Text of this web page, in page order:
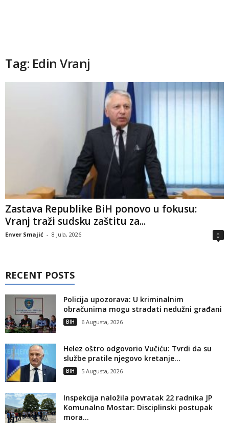
Tag: Edin Vranj
Zastava Republike BiH ponovo u fokusu:
Vranj traži sudsku zaštitu za...
Enver Smajić - 8 Jula, 2026 0
RECENT POSTS
Policija upozorava: U kriminalnim
obračunima mogu stradati nedužni građani
BIH 6 Augusta, 2026
Helez oštro odgovorio Vučiću: Tvrdi da su
službe pratile njegovo kretanje...
BIH 5 Augusta, 2026
Inspekcija naložila povratak 22 radnika JP
Komunalno Mostar: Disciplinski postupak
mora...